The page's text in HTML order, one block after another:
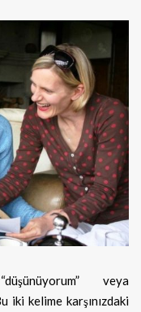
veya
iki kelime karşınızdaki